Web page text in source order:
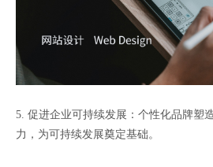
5. 促进企业可持续发展：个性化品牌塑
力，为可持续发展奠定基础。